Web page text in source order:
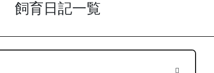
飼育日記一覧